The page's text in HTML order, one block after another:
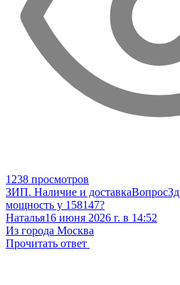
1238 просмотров
ЗИП. Наличие и доставкаВопрос
мощность у 158147?
Наталья16 июня 2026 г. в 14:52
Из города Москва
Прочитать ответ